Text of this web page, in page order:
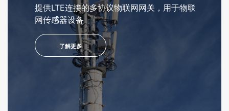
提供LTE连接的多协议物联网网关，用于物联
网传感器设备
了解更多